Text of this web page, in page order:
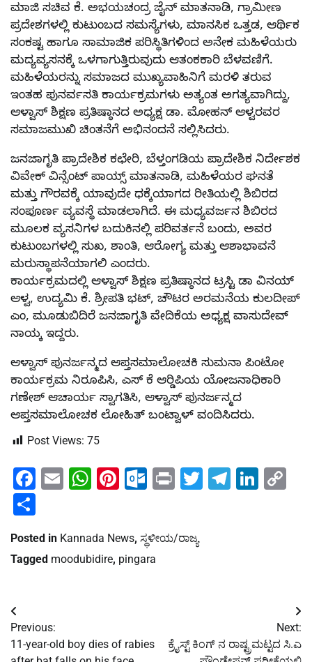
ಮಾಜಿ ಸಚಿವ ಕೆ. ಅಭಯಚಂದ್ರ ಜೈನ್ ಮಾತನಾಡಿ, ಗ್ರಾಮೀಣ
ಪ್ರದೇಶಗಳಲ್ಲಿ ಕುಟುಂಬದ ಸಮಸ್ಯೆಗಳು, ಮಾನಸಿಕ ಒತ್ತಡ, ಆರ್ಥಿಕ
ಸಂಕಷ್ಟ ಹಾಗೂ ಸಾಮಾಜಿಕ ಪರಿಸ್ಥಿತಿಗಳಿಂದ ಅನೇಕ ಮಹಿಳೆಯರು
ಮದ್ಯವ್ಯಸನಕ್ಕೆ ಒಳಗಾಗುತ್ತಿರುವುದು ಆತಂಕಕಾರಿ ಬೆಳವಣಿಗೆ.
ಮಹಿಳೆಯರನ್ನು ಸಮಾಜದ ಮುಖ್ಯವಾಹಿನಿಗೆ ಮರಳಿ ತರುವ
ಇಂತಹ ಪುನರ್ವಸತಿ ಕಾರ್ಯಕ್ರಮಗಳು ಅತ್ಯಂತ ಅಗತ್ಯವಾಗಿದ್ದು,
ಆಳ್ವಾಸ್ ಶಿಕ್ಷಣ ಪ್ರತಿಷ್ಠಾನದ ಅಧ್ಯಕ್ಷ ಡಾ. ಮೋಹನ್ ಆಳ್ವರವರ
ಸಮಾಜಮುಖಿ ಚಿಂತನೆಗೆ ಅಭಿನಂದನೆ ಸಲ್ಲಿಸಿದರು.
ಜನಜಾಗೃತಿ ಪ್ರಾದೇಶಿಕ ಕಛೇರಿ, ಬೆಳ್ತಂಗಡಿಯ ಪ್ರಾದೇಶಿಕ ನಿರ್ದೇಶಕ
ವಿವೇಕ್ ವಿನ್ಸೆಂಟ್ ಪಾಯ್ಸ್ ಮಾತನಾಡಿ, ಮಹಿಳೆಯರ ಘನತೆ
ಮತ್ತು ಗೌರವಕ್ಕೆ ಯಾವುದೇ ಧಕ್ಕೆಯಾಗದ ರೀತಿಯಲ್ಲಿ ಶಿಬಿರದ
ಸಂಪೂರ್ಣ ವ್ಯವಸ್ಥೆ ಮಾಡಲಾಗಿದೆ. ಈ ಮಧ್ಯವರ್ಜನ ಶಿಬಿರದ
ಮೂಲಕ ವ್ಯಸನಿಗಳ ಬದುಕಿನಲ್ಲಿ ಪರಿವರ್ತನೆ ಬಂದು, ಅವರ
ಕುಟುಂಬಗಳಲ್ಲಿ ಸುಖ, ಶಾಂತಿ, ಆರೋಗ್ಯ ಮತ್ತು ಆಶಾಭಾವನೆ
ಮರುಸ್ಥಾಪನೆಯಾಗಲಿ ಎಂದರು.
ಕಾರ್ಯಕ್ರಮದಲ್ಲಿ ಆಳ್ವಾಸ್ ಶಿಕ್ಷಣ ಪ್ರತಿಷ್ಠಾನದ ಟ್ರಸ್ಟಿ ಡಾ ವಿನಯ್
ಆಳ್ವ, ಉದ್ಯಮಿ ಕೆ. ಶ್ರೀಪತಿ ಭಟ್, ಚೌಟರ ಅರಮನೆಯ ಕುಲದೀಪ್
ಎಂ, ಮೂಡುಬಿದಿರೆ ಜನಜಾಗೃತಿ ವೇದಿಕೆಯ ಅಧ್ಯಕ್ಷ ವಾಸುದೇವ್
ನಾಯ್ಕ ಇದ್ದರು.
ಆಳ್ವಾಸ್ ಪುನರ್ಜನ್ಮದ ಆಪ್ತಸಮಾಲೋಚಕಿ ಸುಮನಾ ಪಿಂಟೋ
ಕಾರ್ಯಕ್ರಮ ನಿರೂಪಿಸಿ, ಎಸ್‍ ಕೆ ಆರ್‍ಡಿಪಿಯ ಯೋಜನಾಧಿಕಾರಿ
ಗಣೇಶ್ ಆಚಾರ್ಯ ಸ್ವಾಗತಿಸಿ, ಆಳ್ವಾಸ್ ಪುನರ್ಜನ್ಮದ
ಆಪ್ತಸಮಾಲೋಚಕ ಲೋಹಿತ್ ಬಂಟ್ವಾಳ್ ವಂದಿಸಿದರು.
Post Views: 75
Facebook
EmailWhatsApp
Pinterest
Outlook.com
PrintTwitter
Posted in Kannada News, ಸ್ಥಳೀಯ/ರಾಜ್ಯ
Tagged moodubidire, pingara
Post
navigation
Previous:
11-year-old boy dies of rabies
Next:
ಕ್ರೈಸ್ಟ್ ಕಿಂಗ್ ನ ರಾಷ್ಟ್ರಮಟ್ಟದ ಸಿ.ಎ